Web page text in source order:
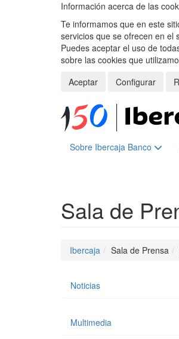
Información acerca de las
Te informamos que en este
servicios que se ofrecen en el
Puedes aceptar el uso de
sobre las cookies que
Aceptar
Configurar
Sobre Ibercaja Banco
Sala de
Ibercaja Sala de Prensa
Noticias
Multimedia